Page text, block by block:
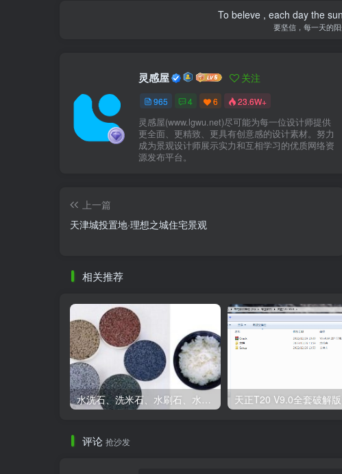
视线融合：建筑滨江面运用大面积玻璃幕墙，一
绿化景观，室内外氛围相互渗透。形态融合：建筑形
个关键驱动因素是与历史、自然的联系，并提供自由
三大主题分区，满足不同年龄段儿童及家庭活动等多
的以设施为主的儿童公园，设计师更倾向于为亲子提
对于孩子来说，简单形状、开敞空间、亮丽色彩
处活动区。低龄活动区的孩子可以在小池子里安静
上时下，用“挖沙机”造型的互动设施嬉戏玩耍，人与
To beleve , each day the
要坚信，每一天的
灵感屋 关注
965 4 6 23.6W+
灵感屋(www.lgwu.net)尽可能为每一位设计师提供
更全面、更精致、更具有创意感的设计素材。努力
成为景观设计师展示实力和互相学习的优质网络资
源发布平台。
上一篇
天津城投置地·理想之城住宅景观
相关推荐
水洗石、洗米石、水刷石、水磨石、胶粘石傻傻分不清楚
评论 抢沙发